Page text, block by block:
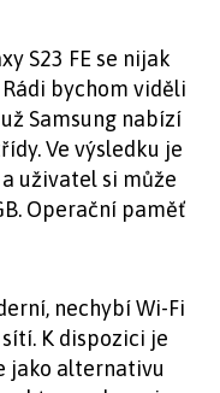
S23 FE se nijak
bychom viděli
Samsung nabízí
Ve výsledku je
uživatel si může
Operační paměť
nechybí Wi-Fi
K dispozici je
jako alternativu